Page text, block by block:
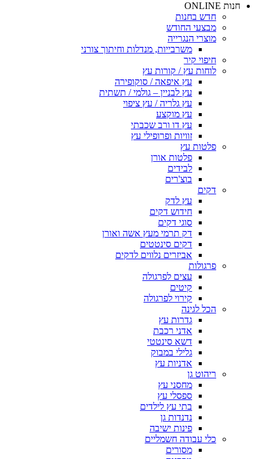
חנות ONLINE
חדש בחנות
מבצעי החודש
מוצרי הנגרייה
משרבייות, מנדלות וחיתוך צורני
חיפוי קיר
לוחות עץ / קורות עץ
עץ איפאה / סוקופירה
עץ לבניין – גולמי / תשתית
עץ גלריה / עץ ציפוי
עץ מוקצע
עץ דו ורב שכבתי
זוויות ופרופילי עץ
פלטות עץ
פלטות אורן
לבידים
בוצ'רים
דקים
עץ לדק
חידוש דקים
סוגי דקים
דק תרמי מעץ אשה ואורן
דקים סינטטים
אביזרים נלווים לדקים
פרגולות
עצים לפרגולה
קיטים
קירוי לפרגולה
הכל לגינה
גדרות עץ
אדני רכבת
דשא סינטטי
גלילי במבוק
אדניות עץ
ריהוט גן
מחסני עץ
ספסלי עץ
בתי עץ לילדים
נדנדות גן
פינות ישיבה
כלי עבודה חשמליים
מסורים